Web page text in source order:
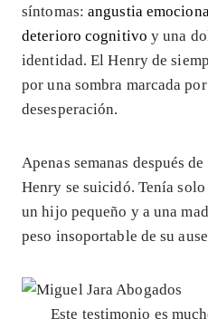
síntomas:angustia
deterioro cognitivo y una
identidad. El Henry de
por una sombra marcada
desesperación.
Apenas semanas después
Henry se suicidó. Tenía
un hijo pequeño y a una
peso insoportable de su
Este testimonio es